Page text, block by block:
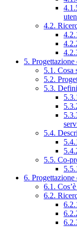
4.2.
5. Progettazione
5.1. Cosa
5.2.
5.3.
5.4.
5.5. Co-
6. Progettazione
6.1.
6.2.